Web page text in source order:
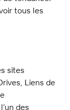
tous les
sites
Liens de
des